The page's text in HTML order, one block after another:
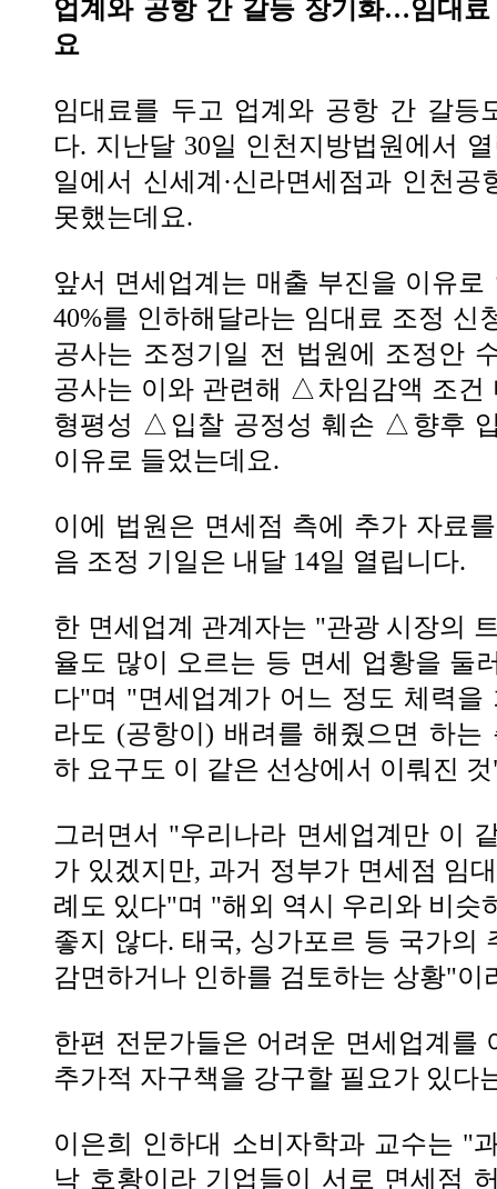
업계와 공항 간 갈등 장기화…임대
요
임대료를 두고 업계와 공항 간 갈등
다. 지난달 30일 인천지방법원에서
일에서 신세계·신라면세점과 인천
못했는데요.
앞서 면세업계는 매출 부진을 이유
40%를 인하해달라는 임대료 조정 신
공사는 조정기일 전 법원에 조정안
공사는 이와 관련해 △차임감액 조
형평성 △입찰 공정성 훼손 △향후
이유로 들었는데요.
이에 법원은 면세점 측에 추가 자료
음 조정 기일은 내달 14일 열립니다.
한 면세업계 관계자는 "관광 시장의
율도 많이 오르는 등 면세 업황을 둘
다"며 "면세업계가 어느 정도 체력을
라도 (공항이) 배려를 해줬으면 하는
하 요구도 이 같은 선상에서 이뤄진
그러면서 "우리나라 면세업계만 이
가 있겠지만, 과거 정부가 면세점 임
례도 있다"며 "해외 역시 우리와 비슷
좋지 않다. 태국, 싱가포르 등 국가의
감면하거나 인하를 검토하는 상황"
한편 전문가들은 어려운 면세업계를
추가적 자구책을 강구할 필요가 있다
이은희 인하대 소비자학과 교수는 "
낙 호황이라 기업들이 서로 면세점